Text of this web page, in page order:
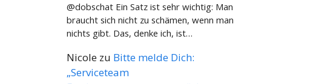
@dobschat Ein Satz ist sehr wichtig: Man
braucht sich nicht zu schämen, wenn man
nichts gibt. Das, denke ich, ist…
Nicole zu Bitte melde Dich:
„Serviceteam